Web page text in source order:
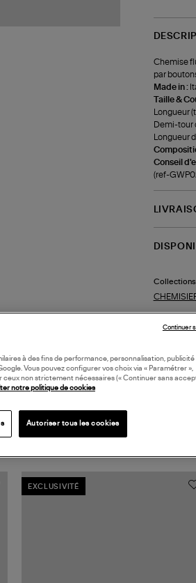
Chemise
par
Made in :
Taille &
Longueur
Demi-tour
Longueur
Conseil
(ref-
EXCLUSIVITÉ
à des fins de performance, personnalisation, publicité
Vous pouvez configurer vos choix via « Paramétrer »,
ceux non strictement nécessaires (« Continuer sans
notre politique de cookies
Autoriser tous les cookies
Continuer